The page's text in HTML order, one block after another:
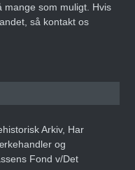
som muligt. Hvis
så kontakt os
Arkiv, Har
og
Fond v/Det